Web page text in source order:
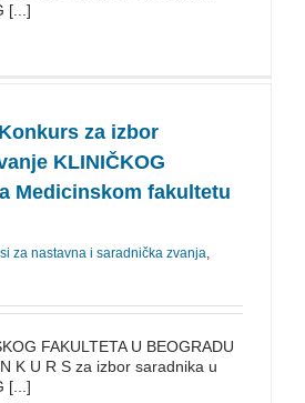
[...]
za izbor
KLINIČKOG
Medicinskom fakultetu
za nastavna i saradnička zvanja,
FAKULTETA U BEOGRADU
K U R S za izbor saradnika u
[...]